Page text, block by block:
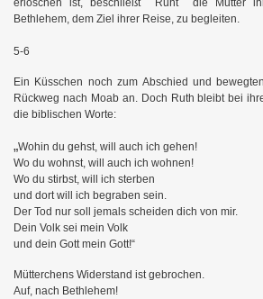
erloschen ist, beschließt Ruht die Mutter
Bethlehem, dem Ziel ihrer Reise, zu begleiten.
5-6
Ein Küsschen noch zum Abschied und
Rückweg nach Moab an. Doch Ruth bleibt bei
die biblischen Worte:
„Wohin du gehst, will auch ich gehen!
Wo du wohnst, will auch ich wohnen!
Wo du stirbst, will ich sterben
und dort will ich begraben sein.
Der Tod nur soll jemals scheiden dich von mir.
Dein Volk sei mein Volk
und dein Gott mein Gott!“
Mütterchens Widerstand ist gebrochen.
Auf, nach Bethlehem!